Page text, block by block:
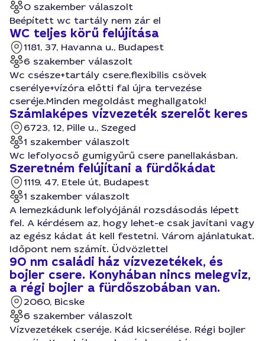
0 szakember válaszolt
Beépített wc tartály nem zár el
WC teljes körű felújítása
1181, 37, Havanna u., Budapest
6 szakember válaszolt
Wc csésze+tartály csere,flexibilis csövek
cserélye+vízóra előtti fal újra tervezése
cseréje.Minden megoldást meghallgatok!
Számlaképes vízvezeték szerelőt keres
6723, 12, Pille u., Szeged
1 szakember válaszolt
Wc lefolyocső gumigyűrű csere panellakásban.
Szeretném felújítani a fürdőkádat
1119, 47, Etele út, Budapest
1 szakember válaszolt
A lemezkádunk lefolyójánál rozsdásodás lépett
fel. A kérdésem az, hogy lehet-e csak javítani vagy
az egész kádat át kell festetni. Várom ajánlatukat.
Időpont nem számít. Üdvözlettel
90 nm családi ház vízvezetékek, és
bojler csere. Konyhában nincs melegviz,
a régi bojler a fürdőszobában van.
2060, Bicske
6 szakember válaszolt
Vízvezetékek cseréje. Kád kicserélése. Régi bojler